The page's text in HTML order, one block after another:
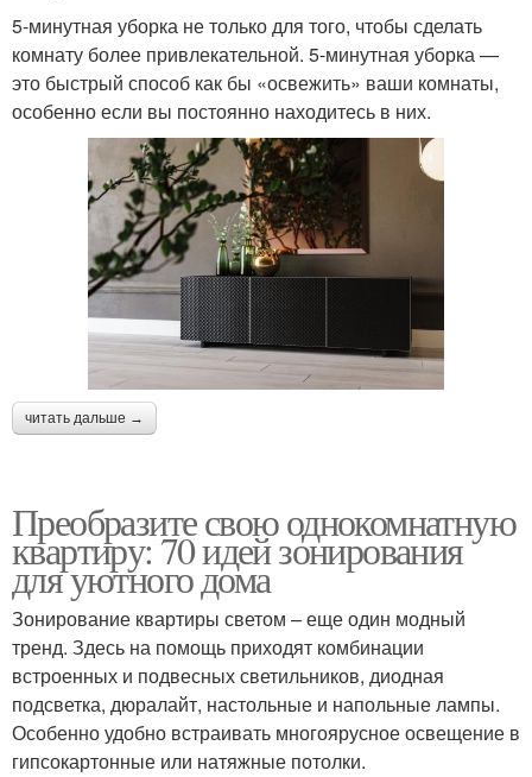
5-минутная уборка не только для того, чтобы сделать
комнату более привлекательной. 5-минутная уборка —
это быстрый способ как бы «освежить» ваши комнаты,
особенно если вы постоянно находитесь в них.
читать дальше →
Преобразите свою однокомнатную
квартиру: 70 идей зонирования
для уютного дома
Зонирование квартиры светом – еще один модный
тренд. Здесь на помощь приходят комбинации
встроенных и подвесных светильников, диодная
подсветка, дюралайт, настольные и напольные лампы.
Особенно удобно встраивать многоярусное освещение в
гипсокартонные или натяжные потолки.